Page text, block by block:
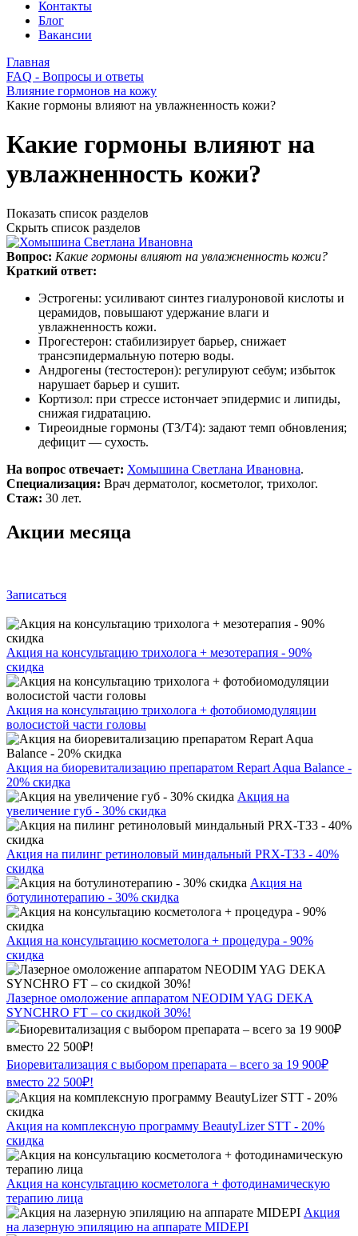
Контакты
Блог
Вакансии
Главная
FAQ - Вопросы и ответы
Влияние гормонов на кожу
Какие гормоны влияют на увлажненность кожи?
Какие гормоны влияют на
увлажненность кожи?
Показать список разделов
Скрыть список разделов
Вопрос: Какие гормоны влияют на увлажненность кожи?
Краткий ответ:
Эстрогены: усиливают синтез гиалуроновой кислоты и
церамидов, повышают удержание влаги и
увлажненность кожи.
Прогестерон: стабилизирует барьер, снижает
трансэпидермальную потерю воды.
Андрогены (тестостерон): регулируют себум; избыток
нарушает барьер и сушит.
Кортизол: при стрессе истончает эпидермис и липиды,
снижая гидратацию.
Тиреоидные гормоны (Т3/Т4): задают темп обновления;
дефицит — сухость.
На вопрос отвечает: Хомышина Светлана Ивановна.
Специализация: Врач дерматолог, косметолог, трихолог.
Стаж: 30 лет.
Акции месяца
Записаться
Акция на консультацию трихолога + мезотерапия - 90%
скидка
Акция на консультацию трихолога + фотобиомодуляции
волосистой части головы
Акция на биоревитализацию препаратом Repart Aqua Balance -
20% скидка
Акция на
увеличение губ - 30% скидка
Акция на пилинг ретиноловый миндальный PRX-T33 - 40%
скидка
Акция на
ботулинотерапию - 30% скидка
Акция на консультацию косметолога + процедура - 90%
скидка
Лазерное омоложение аппаратом NEODIM YAG DEKA
SYNCHRO FT – со скидкой 30%!
Биоревитализация с выбором препарата – всего за 19 900₽
вместо 22 500₽!
Акция на комплексную программу BeautyLizer STT - 20%
скидка
Акция на консультацию косметолога + фотодинамическую
терапию лица
Акция
на лазерную эпиляцию на аппарате MIDEPI